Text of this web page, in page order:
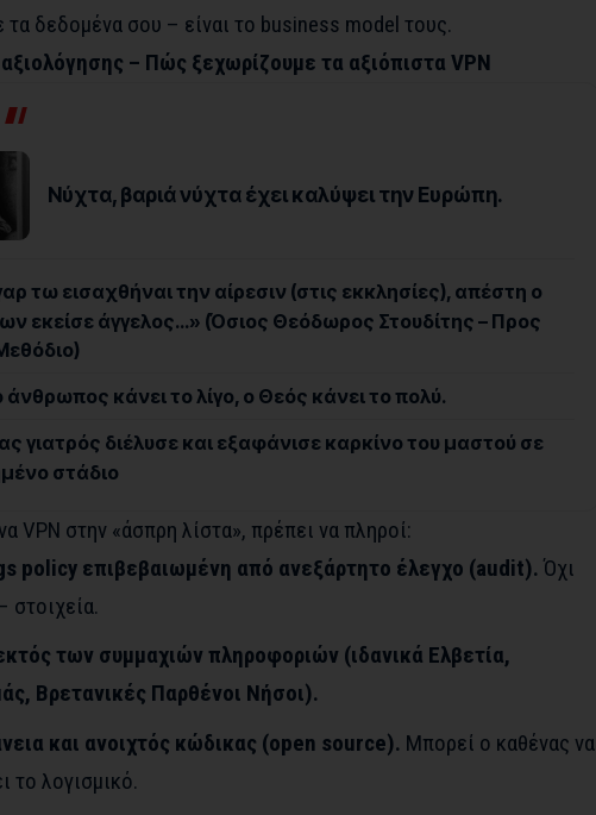
τα δεδομένα σου – είναι το business model τους.
αξιολόγησης – Πώς ξεχωρίζουμε τα αξιόπιστα VPN
Νύχτα, βαριά νύχτα έχει καλύψει την Ευρώπη.
τω εισαχθήναι την αίρεσιν (στις εκκλησίες), απέστη ο
εκείσε άγγελος…» (Όσιος Θεόδωρος Στουδίτης – Προς
κάνει το λίγο, ο Θεός κάνει το πολύ.
γιατρός διέλυσε και εξαφάνισε καρκίνο του μαστού σε
στάδιο
VPN στην «άσπρη λίστα», πρέπει να πληροί:
policy επιβεβαιωμένη από ανεξάρτητο έλεγχο (audit). Όχι
στοιχεία.
των συμμαχιών πληροφοριών (ιδανικά Ελβετία,
Βρετανικές Παρθένοι Νήσοι).
και ανοιχτός κώδικας (open source). Μπορεί ο καθένας να
το λογισμικό.